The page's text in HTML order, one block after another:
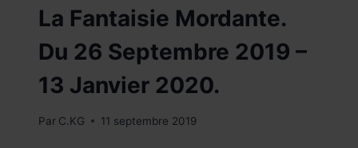
La Fantaisie Mordante.
Du 26 Septembre 2019 –
13 Janvier 2020.
Par C.KG 11 septembre 2019